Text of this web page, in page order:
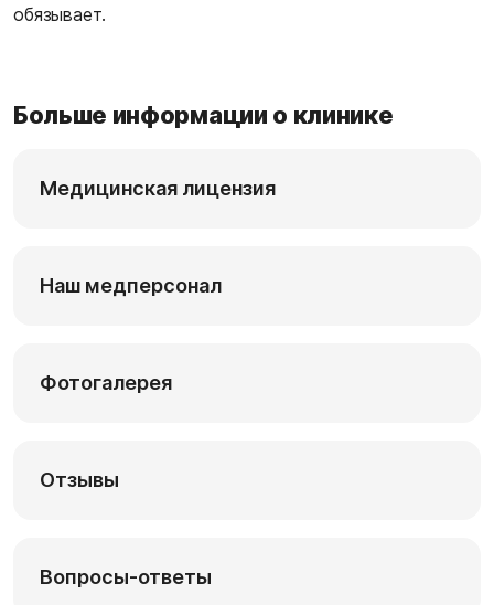
обязывает.
Больше информации о клинике
Медицинская лицензия
Наш медперсонал
Фотогалерея
Отзывы
Вопросы-ответы